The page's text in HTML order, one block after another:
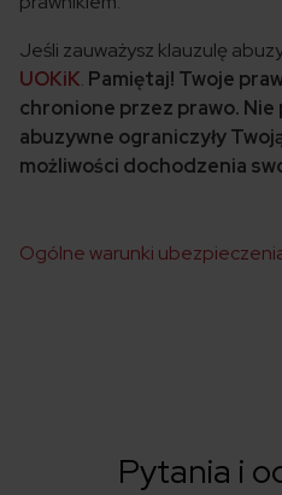
Jeśli zauważysz klauzulę
UOKiK. Pamiętaj! Twoje
chronione przez prawo. Nie
abuzywne ograniczyły
możliwości dochodzenia
Ogólne warunki
Pytania i